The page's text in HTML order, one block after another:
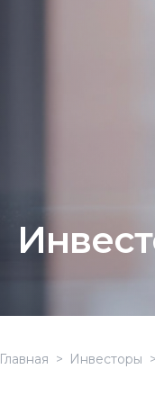
Главная Инвесторы